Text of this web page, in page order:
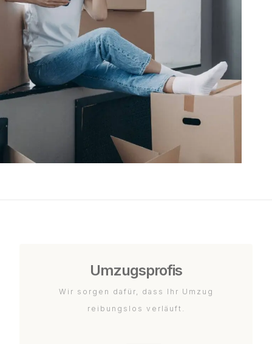
Umzugsprofis
Wir sorgen dafür, dass Ihr Umzug
reibungslos verläuft.